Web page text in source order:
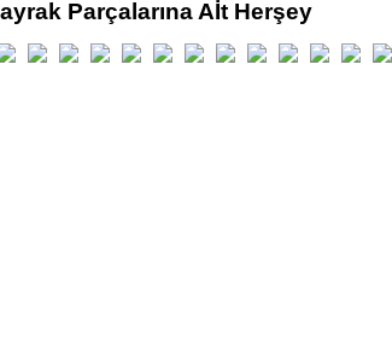
Parçalarına Aİt Herşey